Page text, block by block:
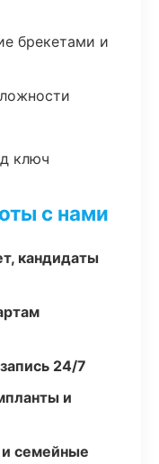
брекетами и
ключ
с нами
кандидаты
24/7
и
семейные